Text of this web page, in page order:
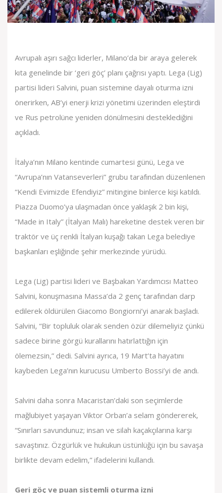
Avrupalı aşırı sağcı liderler, Milano’da bir araya gelerek
kıta genelinde bir ‘geri göç’ planı çağrısı yaptı. Lega (Lig)
partisi lideri Salvini, puan sistemine dayalı oturma izni
önerirken, AB’yi enerji krizi yönetimi üzerinden eleştirdi
ve Rus petrolüne yeniden dönülmesini desteklediğini
açıkladı.
İtalya’nın Milano kentinde cumartesi günü, Lega ve
“Avrupa’nın Vatanseverleri” grubu tarafından düzenlenen
“Kendi Evimizde Efendiyiz” mitingine binlerce kişi katıldı.
Piazza Duomo’ya ulaşmadan önce yaklaşık 2 bin kişi,
“Made in Italy” (İtalyan Malı) hareketine destek veren bir
traktör ve üç renkli İtalyan kuşağı takan Lega belediye
başkanları eşliğinde şehir merkezinde yürüdü.
Lega (Lig) partisi lideri ve Başbakan Yardımcısı Matteo
Salvini, konuşmasına Massa’da 2 genç tarafından darp
edilerek öldürülen Giacomo Bongiorni’yi anarak başladı.
Salvini, “Bir topluluk olarak senden özür dilemeliyiz çünkü
sadece birine görgü kurallarını hatırlattığın için
ölemezsin,” dedi. Salvini ayrıca, 19 Mart’ta hayatını
kaybeden Lega’nın kurucusu Umberto Bossi’yi de andı.
Salvini daha sonra Macaristan’daki son seçimlerde
mağlubiyet yaşayan Viktor Orban’a selam göndererek,
“Sınırları savundunuz; insan ve silah kaçakçılarına karşı
savaştınız. Özgürlük ve hukukun üstünlüğü için bu savaşa
birlikte devam edelim,” ifadelerini kullandı.
Geri göç ve puan sistemli oturma izni